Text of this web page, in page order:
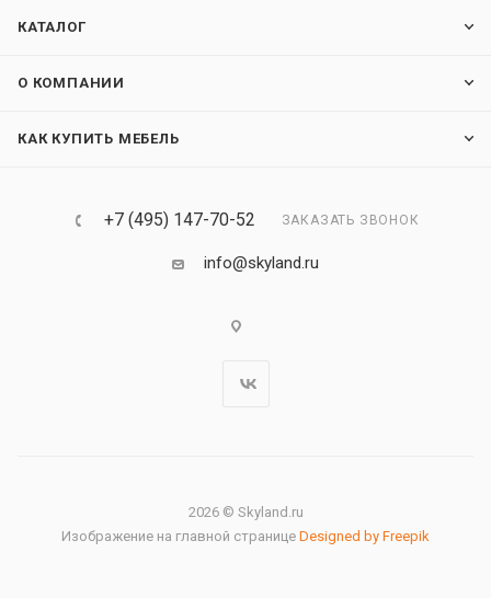
КАТАЛОГ
О КОМПАНИИ
КАК КУПИТЬ МЕБЕЛЬ
+7 (495) 147-70-52 ЗАКАЗАТЬ ЗВОНОК
info@skyland.ru
2026 © Skyland.ru
Изображение на главной странице Designed by Freepik